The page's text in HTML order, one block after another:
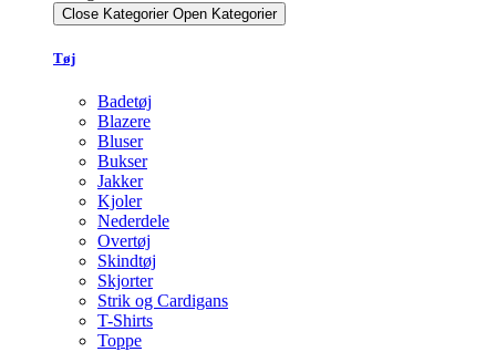
Close Kategorier Open Kategorier
Tøj
Badetøj
Blazere
Bluser
Bukser
Jakker
Kjoler
Nederdele
Overtøj
Skindtøj
Skjorter
Strik og Cardigans
T-Shirts
Toppe